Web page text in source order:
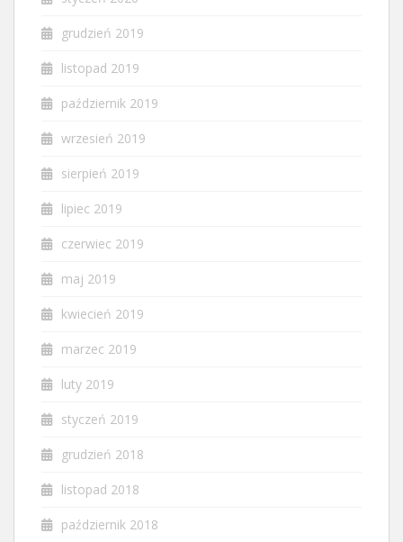
grudzień 2019
listopad 2019
październik 2019
wrzesień 2019
sierpień 2019
lipiec 2019
czerwiec 2019
maj 2019
kwiecień 2019
marzec 2019
luty 2019
styczeń 2019
grudzień 2018
listopad 2018
październik 2018